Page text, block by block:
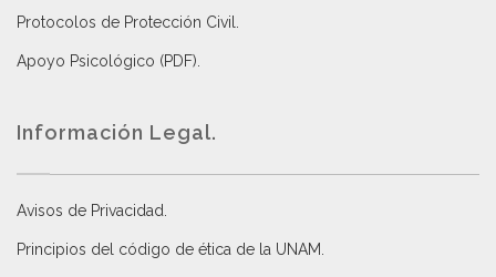
Protocolos de Protección Civil
Apoyo Psicológico (PDF)
Información Legal.
Avisos de Privacidad
Principios del código de ética de la UNAM